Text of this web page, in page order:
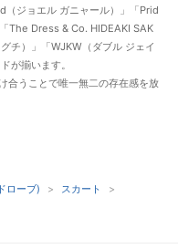
ジョエル ガニャール）」「Prid
The Dress & Co. HIDEAKI SAK
チ）」「WJKW（ダブル ジェイ
が揃います。
合うことで唯一無二の存在感を放
ローブ)
スカート